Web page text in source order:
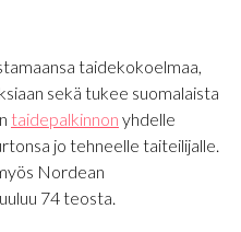
taidekokoelmaa,
sekä tukee suomalaista
taidepalkinnon yhdelle
jo tehneelle taiteilijalle.
Nordean
74 teosta.